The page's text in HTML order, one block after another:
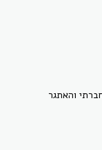
והאתגר